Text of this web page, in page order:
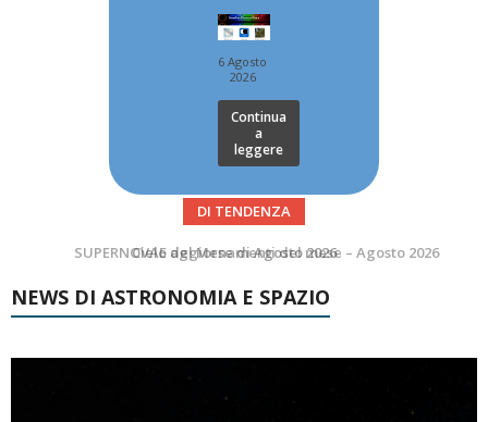
6 Agosto
2026
Continua
a
leggere
DI TENDENZA
SUPERNOVAE aggiornamenti del mese – Agosto 2026
Le Comete del mese di Agosto: LA 10P/TEMPEL AL PERIELIO
NEWS DI ASTRONOMIA E SPAZIO